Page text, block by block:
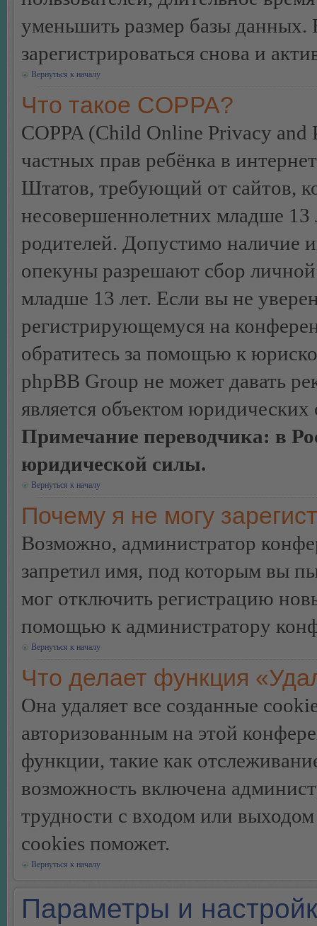
уменьшить размер базы данных.
зарегистрироваться снова и
Вернуться к началу
Что такое COPPA?
COPPA (Child Online Privacy
частных прав ребёнка в
Штатов, требующий от сайтов,
несовершеннолетних младше 13
родителей. Допустимо наличие
опекуны разрешают сбор
младше 13 лет. Если вы не
регистрирующемуся на
обратитесь за помощью к
phpBB Group не может давать
является объектом
Примечание переводчика: в
юридической силы.
Вернуться к началу
Почему я не могу
Возможно, администратор
запретил имя, под которым вы
мог отключить регистрацию
помощью к администратору
Вернуться к началу
Что делает функция
Она удаляет все созданные
авторизованным на этой
функции, такие как
возможность включена
трудности с входом или
cookies поможет.
Вернуться к началу
Параметры и